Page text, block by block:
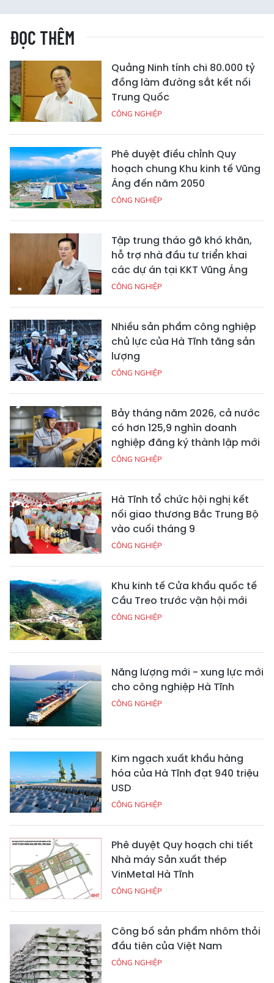
ĐỌC THÊM
Quảng Ninh tính chi 80.000 tỷ
đồng làm đường sắt kết nối
Trung Quốc
CÔNG NGHIỆP
Phê duyệt điều chỉnh Quy
hoạch chung Khu kinh tế Vũng
Áng đến năm 2050
CÔNG NGHIỆP
Tập trung tháo gỡ khó khăn,
hỗ trợ nhà đầu tư triển khai
các dự án tại KKT Vũng Áng
CÔNG NGHIỆP
Nhiều sản phẩm công nghiệp
chủ lực của Hà Tĩnh tăng sản
lượng
CÔNG NGHIỆP
Bảy tháng năm 2026, cả nước
có hơn 125,9 nghìn doanh
nghiệp đăng ký thành lập mới
CÔNG NGHIỆP
Hà Tĩnh tổ chức hội nghị kết
nối giao thương Bắc Trung Bộ
vào cuối tháng 9
CÔNG NGHIỆP
Khu kinh tế Cửa khẩu quốc tế
Cầu Treo trước vận hội mới
CÔNG NGHIỆP
Năng lượng mới - xung lực mới
cho công nghiệp Hà Tĩnh
CÔNG NGHIỆP
Kim ngạch xuất khẩu hàng
hóa của Hà Tĩnh đạt 940 triệu
USD
CÔNG NGHIỆP
Phê duyệt Quy hoạch chi tiết
Nhà máy Sản xuất thép
VinMetal Hà Tĩnh
CÔNG NGHIỆP
Công bố sản phẩm nhôm thỏi
đầu tiên của Việt Nam
CÔNG NGHIỆP